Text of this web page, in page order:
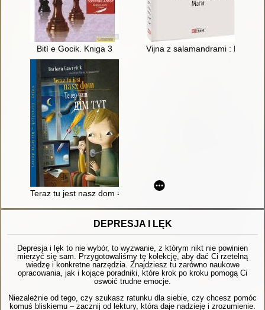
Bitì e Gocik. Kniga 3 Vijna z salamandrami : Mati
Teraz tu jest nasz dom = Teper naš dìm tut
DEPRESJA I LĘK
Depresja i lęk to nie wybór, to wyzwanie, z którym nikt nie powinien
mierzyć się sam. Przygotowaliśmy tę kolekcję, aby dać Ci rzetelną
wiedzę i konkretne narzędzia. Znajdziesz tu zarówno naukowe
opracowania, jak i kojące poradniki, które krok po kroku pomogą Ci
oswoić trudne emocje.
Niezależnie od tego, czy szukasz ratunku dla siebie, czy chcesz pomóc
komuś bliskiemu – zacznij od lektury, która daje nadzieję i zrozumienie.